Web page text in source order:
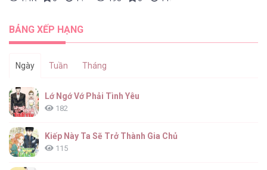
BẢNG XẾP HẠNG
Ngày Tuần Tháng
Lớ Ngớ Vớ Phải Tình Yêu
182
Kiếp Này Ta Sẽ Trở Thành Gia Chủ
115